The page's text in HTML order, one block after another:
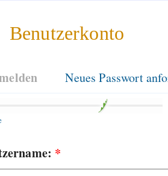
Benutzerkonto
Neues Passwort
*
Beliebte Inhalte